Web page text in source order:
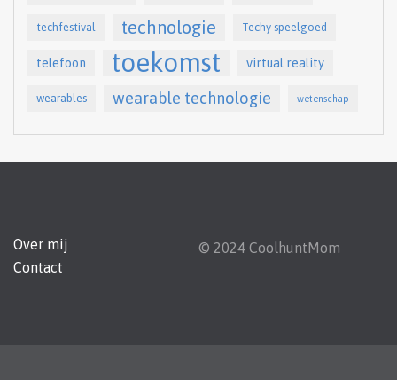
techfestival technologie Techy speelgoed
telefoon toekomst virtual reality
wearables wearable technologie wetenschap
Over mij
Contact
© 2024 CoolhuntMom